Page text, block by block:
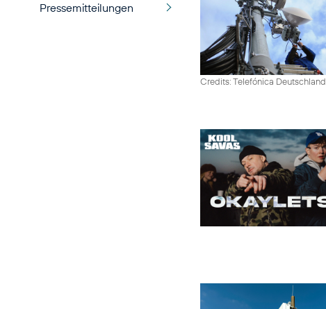
Pressemitteilungen
Credits: Telefónica Deutschland